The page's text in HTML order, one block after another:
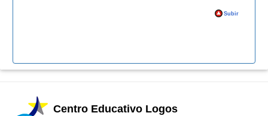
Subir
Centro Educativo Logos